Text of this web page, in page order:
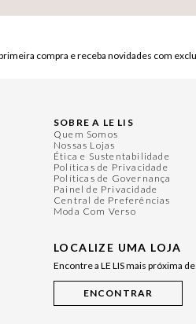
compra e receba novidades com
SOBRE A LE LIS
Quem Somos
Nossas Lojas
Ética e Sustentabilidade
Políticas de Privacidade
Políticas de Governança
Painel de Privacidade
Central de Preferências
Moda Com Verso
LOCALIZE UMA LOJA
Encontre a LE LIS mais próxima